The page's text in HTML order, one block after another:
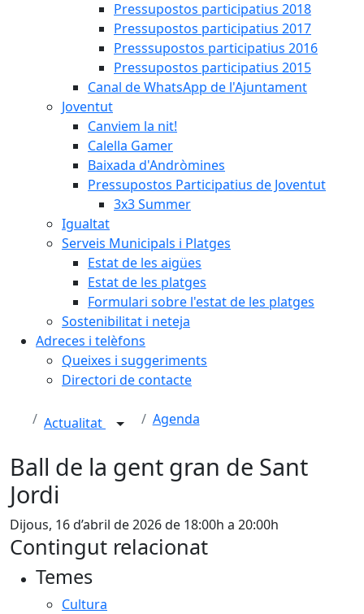
Pressupostos participatius 2018
Pressupostos participatius 2017
Presssupostos participatius 2016
Pressupostos participatius 2015
Canal de WhatsApp de l'Ajuntament
Joventut
Canviem la nit!
Calella Gamer
Baixada d'Andròmines
Pressupostos Participatius de Joventut
3x3 Summer
Igualtat
Serveis Municipals i Platges
Estat de les aigües
Estat de les platges
Formulari sobre l'estat de les platges
Sostenibilitat i neteja
Adreces i telèfons
Queixes i suggeriments
Directori de contacte
Actualitat Agenda
Ball de la gent gran de Sant
Jordi
Dijous, 16 d’abril de 2026 de 18:00h a 20:00h
Contingut relacionat
Temes
Cultura